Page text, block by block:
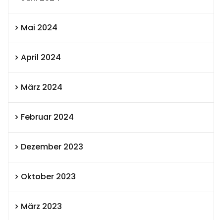
Mai 2024
April 2024
März 2024
Februar 2024
Dezember 2023
Oktober 2023
März 2023